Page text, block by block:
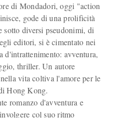
di Mondadori, oggi "action
gode di una prolificità
sotto diversi pseudonimi, di
editori, si è cimentato nei
d'intrattenimento: avventura,
thriller. Un autore
vita coltiva l'amore per le
Hong Kong.
romanzo d'avventura e
col suo ritmo